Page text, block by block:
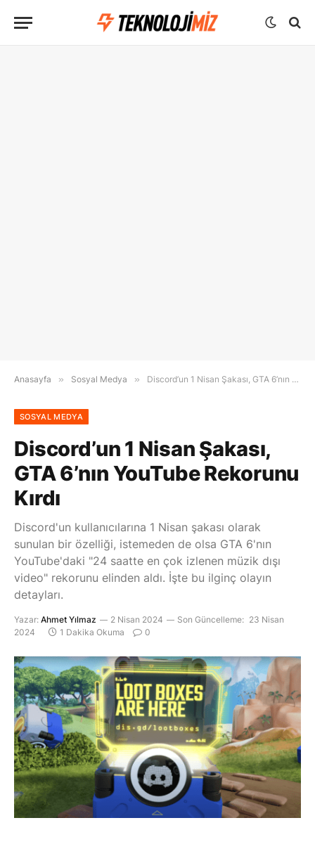
Anasayfa » Sosyal Medya » Discord’un 1 Nisan Şakası, GTA 6’nın YouTube Rekorunu Kırdı
SOSYAL MEDYA
Discord’un 1 Nisan Şakası,
GTA 6’nın YouTube Rekorunu
Kırdı
Discord'un kullanıcılarına 1 Nisan şakası olarak
sunulan bir özelliği, istemeden de olsa GTA 6'nın
YouTube'daki "24 saatte en çok izlenen müzik dışı
video" rekorunu elinden aldı. İşte bu ilginç olayın
detayları.
Yazar: Ahmet Yılmaz 2 Nisan 2024 Son Güncelleme: 23 Nisan
2024
1 Dakika Okuma 0